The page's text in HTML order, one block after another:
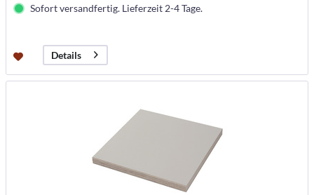
Sofort versandfertig. Lieferzeit 2-4 Tage.
Details